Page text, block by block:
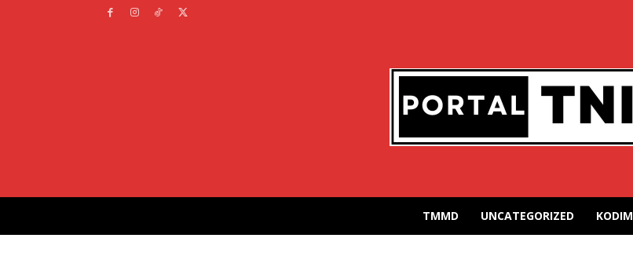
TMMD UNCATEGORIZED KODIM